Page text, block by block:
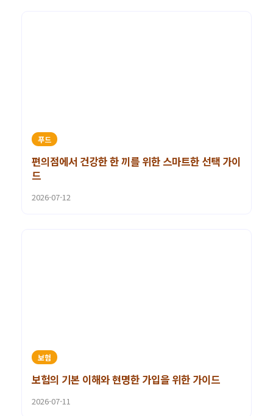
푸드
편의점에서 건강한 한 끼를 위한 스마트한 선택 가이
드
2026-07-12
보험
보험의 기본 이해와 현명한 가입을 위한 가이드
2026-07-11